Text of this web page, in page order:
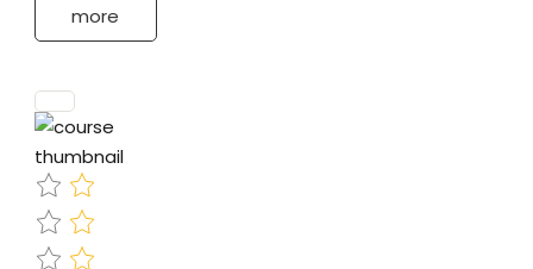
riferimento
(QCER)
Grammatica:•
Complementi
introdotti da
preposizione•
verbi di
posizione:
more